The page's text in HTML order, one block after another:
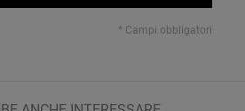
* Campi obbligatori